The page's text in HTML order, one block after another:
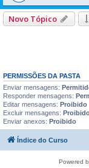
Novo Tópico
PERMISSÕES DA PASTA
Enviar mensagens:
Responder mensagens:
Editar mensagens: Proibido
Excluir mensagens:
Enviar anexos: Proibido
Índice do Curso
Powered